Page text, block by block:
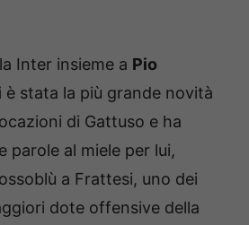
Inter insieme a Pio
è stata la più grande novità
di Gattuso e ha
parole al miele per lui,
a Frattesi, uno dei
dote offensive della